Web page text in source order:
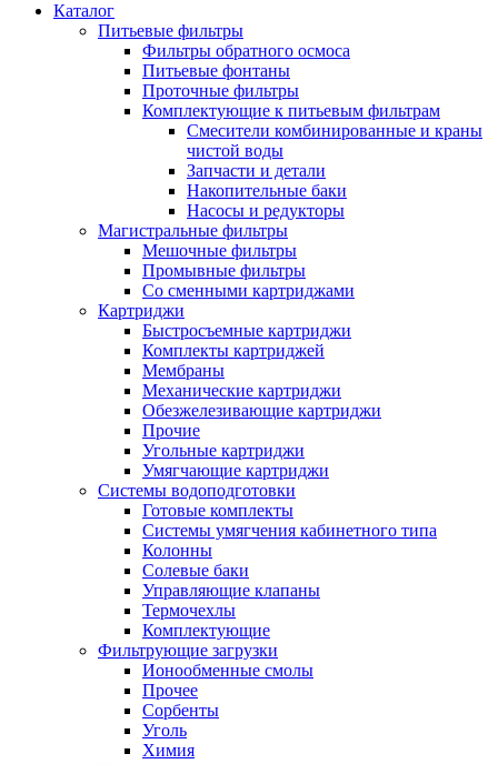
Каталог
Питьевые фильтры
Фильтры обратного осмоса
Питьевые фонтаны
Проточные фильтры
Комплектующие к питьевым фильтрам
Смесители комбинированные и краны
чистой воды
Запчасти и детали
Накопительные баки
Насосы и редукторы
Магистральные фильтры
Мешочные фильтры
Промывные фильтры
Со сменными картриджами
Картриджи
Быстросъемные картриджи
Комплекты картриджей
Мембраны
Механические картриджи
Обезжелезивающие картриджи
Прочие
Угольные картриджи
Умягчающие картриджи
Системы водоподготовки
Готовые комплекты
Системы умягчения кабинетного типа
Колонны
Солевые баки
Управляющие клапаны
Термочехлы
Комплектующие
Фильтрующие загрузки
Ионообменные смолы
Прочее
Сорбенты
Уголь
Химия